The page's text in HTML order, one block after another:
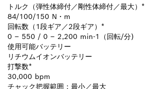
トルク（弾性体締付／剛性体締付／最大）*
84/100/150 N・m
回転数（1段ギア／2段ギア）*
0 – 550 / 0 – 2,200 min-1（回転/分)
使用可能バッテリー
リチウムイオンバッテリー
打撃数*
30,000 bpm
チャック把握範囲：最小／最大